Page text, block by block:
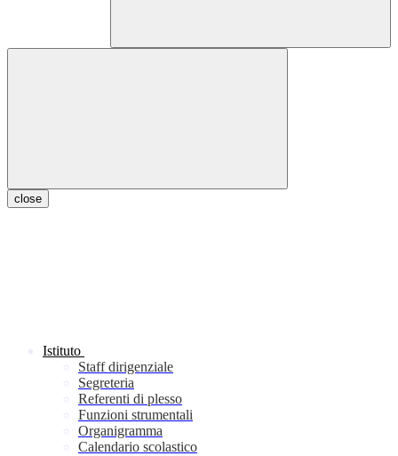
close
Istituto
Staff dirigenziale
Segreteria
Referenti di plesso
Funzioni strumentali
Organigramma
Calendario scolastico